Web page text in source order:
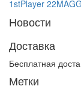
1stPlayer
Новости
Доставка
Бесплатная
Метки